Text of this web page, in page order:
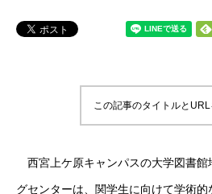
この記事のタイトルと
西宮上ケ原キャンパスの大学図書館
グセンターは、関学生に向けて学術